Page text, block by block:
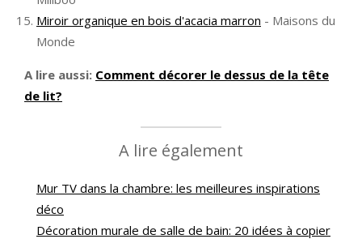
Miroir organique en bois d'acacia marron - Maisons du
Monde
A lire aussi: Comment décorer le dessus de la tête
de lit?
A lire également
Mur TV dans la chambre: les meilleures inspirations
déco
Décoration murale de salle de bain: 20 idées à copier